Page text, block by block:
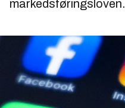
markedsføringsloven.